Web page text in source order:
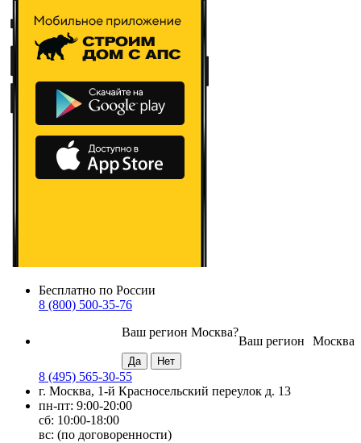
Бесплатно по России
8 (800) 500-35-76
Москва
Ваш регион
Ваш регион Москва?
8 (495) 565-30-55
г. Москва, 1-й Красносельский переулок д. 13
пн-пт: 9:00-20:00
сб: 10:00-18:00
вс: (по договоренности)